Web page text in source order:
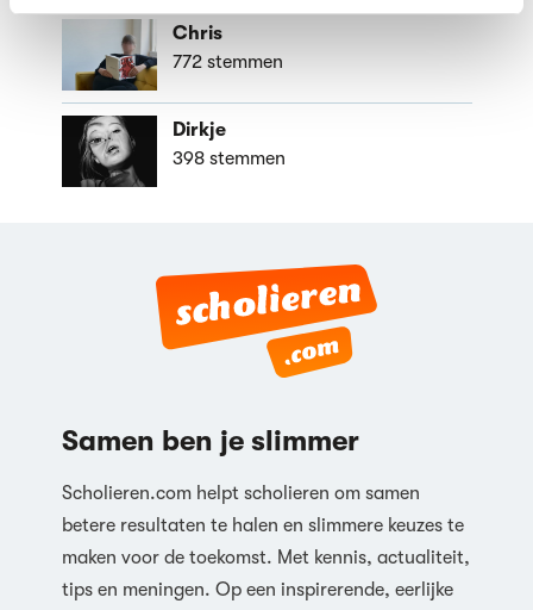
Chris
772 stemmen
Dirkje
398 stemmen
Samen ben je slimmer
Scholieren.com helpt scholieren om samen
betere resultaten te halen en slimmere keuzes te
maken voor de toekomst. Met kennis, actualiteit,
tips en meningen. Op een inspirerende, eerlijke